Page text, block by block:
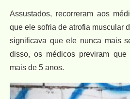
Assustados, recorreram aos
que ele sofria de atrofia muscular
significava que ele nunca mais
disso, os médicos previram
mais de 5 anos.